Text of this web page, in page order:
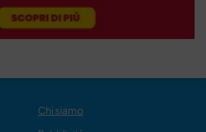
Chi siamo